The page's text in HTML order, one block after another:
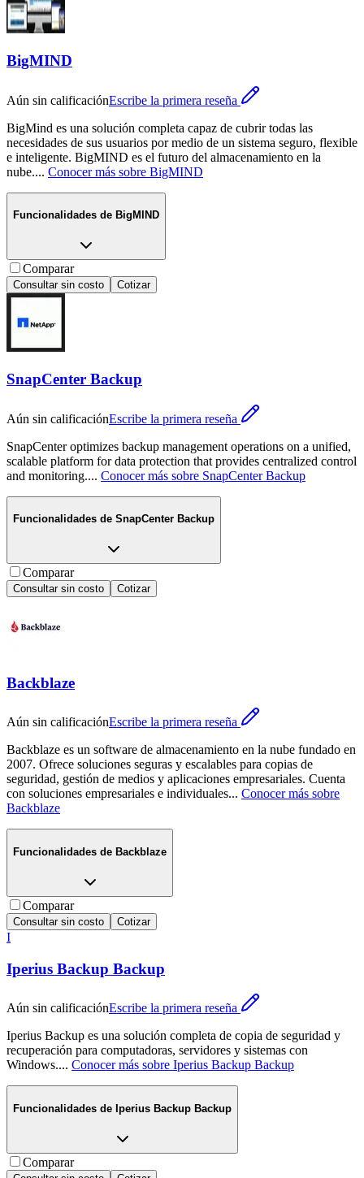
BigMIND
Aún sin calificaciónEscribe la primera reseña
BigMind es una solución completa capaz de cubrir todas las
necesidades de sus usuarios por medio de un sistema seguro, flexible
e inteligente. BigMIND es el futuro del almacenamiento en la
nube.... Conocer más sobre BigMIND
Funcionalidades de BigMIND
Comparar
Consultar sin costo Cotizar
SnapCenter Backup
Aún sin calificaciónEscribe la primera reseña
SnapCenter optimizes backup management operations on a unified,
scalable platform for data protection that provides centralized control
and monitoring.... Conocer más sobre SnapCenter Backup
Funcionalidades de SnapCenter Backup
Comparar
Consultar sin costo Cotizar
Backblaze
Aún sin calificaciónEscribe la primera reseña
Backblaze es un software de almacenamiento en la nube fundado en
2007. Ofrece soluciones seguras y escalables para copias de
seguridad, gestión de medios y aplicaciones empresariales. Cuenta
con soluciones empresariales e individuales... Conocer más sobre
Backblaze
Funcionalidades de Backblaze
Comparar
Consultar sin costo Cotizar
I
Iperius Backup Backup
Aún sin calificaciónEscribe la primera reseña
Iperius Backup es una solución completa de copia de seguridad y
recuperación para computadoras, servidores y sistemas con
Windows.... Conocer más sobre Iperius Backup Backup
Funcionalidades de Iperius Backup Backup
Comparar